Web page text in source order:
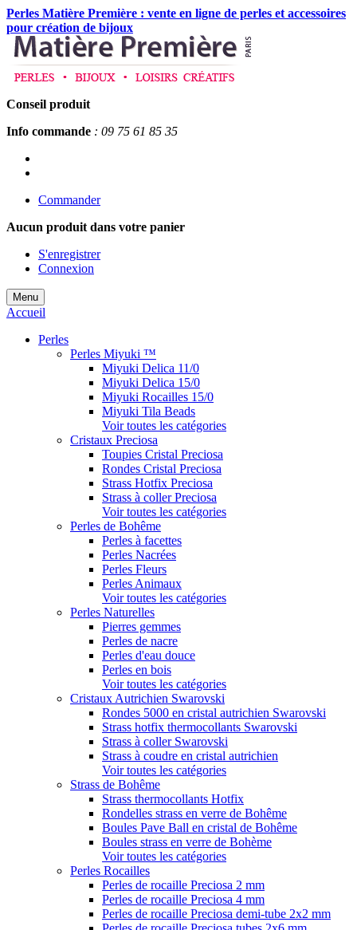
Perles Matière Première : vente en ligne de perles et accessoires
pour création de bijoux
Conseil produit
Info commande : 09 75 61 85 35
Commander
Aucun produit dans votre panier
S'enregistrer
Connexion
Menu
Accueil
Perles
Perles Miyuki ™
Miyuki Delica 11/0
Miyuki Delica 15/0
Miyuki Rocailles 15/0
Miyuki Tila Beads
Voir toutes les catégories
Cristaux Preciosa
Toupies Cristal Preciosa
Rondes Cristal Preciosa
Strass Hotfix Preciosa
Strass à coller Preciosa
Voir toutes les catégories
Perles de Bohême
Perles à facettes
Perles Nacrées
Perles Fleurs
Perles Animaux
Voir toutes les catégories
Perles Naturelles
Pierres gemmes
Perles de nacre
Perles d'eau douce
Perles en bois
Voir toutes les catégories
Cristaux Autrichien Swarovski
Rondes 5000 en cristal autrichien Swarovski
Strass hotfix thermocollants Swarovski
Strass à coller Swarovski
Strass à coudre en cristal autrichien
Voir toutes les catégories
Strass de Bohême
Strass thermocollants Hotfix
Rondelles strass en verre de Bohême
Boules Pave Ball en cristal de Bohême
Boules strass en verre de Bohème
Voir toutes les catégories
Perles Rocailles
Perles de rocaille Preciosa 2 mm
Perles de rocaille Preciosa 4 mm
Perles de rocaille Preciosa demi-tube 2x2 mm